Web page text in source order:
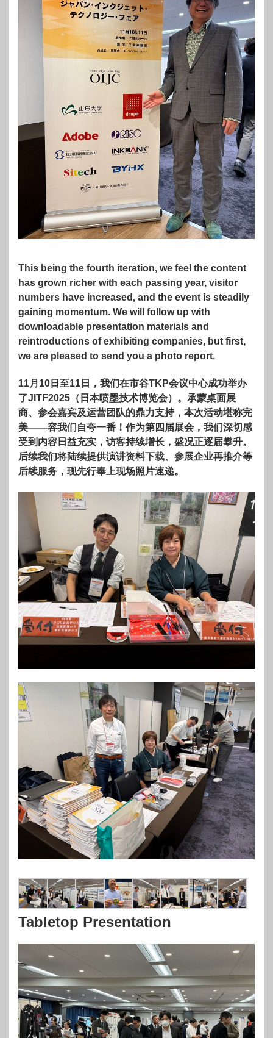
This being the fourth iteration, we feel the content
has grown richer with each passing year, visitor
numbers have increased, and the event is steadily
gaining momentum. We will follow up with
downloadable presentation materials and
reintroductions of exhibiting companies, but first,
we are pleased to send you a photo report.
11月10日至11日，我们在市谷TKP会议中心成功举办
了JITF2025（日本喷墨技术博览会）。承蒙桌面展
商、参会嘉宾及运营团队的鼎力支持，本次活动堪称完
美——容我们自夸一番！作为第四届展会，我们深切感
受到内容日益充实，访客持续增长，盛况正逐届攀升。
后续我们将陆续提供演讲资料下载、参展企业再推介等
后续服务，现先行奉上现场照片速递。
Tabletop Presentation